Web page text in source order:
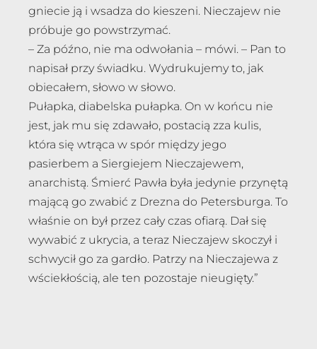
gniecie ją i wsadza do kieszeni. Nieczajew nie
próbuje go powstrzymać.
– Za późno, nie ma odwołania – mówi. – Pan to
napisał przy świadku. Wydrukujemy to, jak
obiecałem, słowo w słowo.
Pułapka, diabelska pułapka. On w końcu nie
jest, jak mu się zdawało, postacią zza kulis,
która się wtrąca w spór między jego
pasierbem a Siergiejem Nieczajewem,
anarchistą. Śmierć Pawła była jedynie przynętą
mającą go zwabić z Drezna do Petersburga. To
właśnie on był przez cały czas ofiarą. Dał się
wywabić z ukrycia, a teraz Nieczajew skoczył i
schwycił go za gardło. Patrzy na Nieczajewa z
wściekłością, ale ten pozostaje nieugięty.”